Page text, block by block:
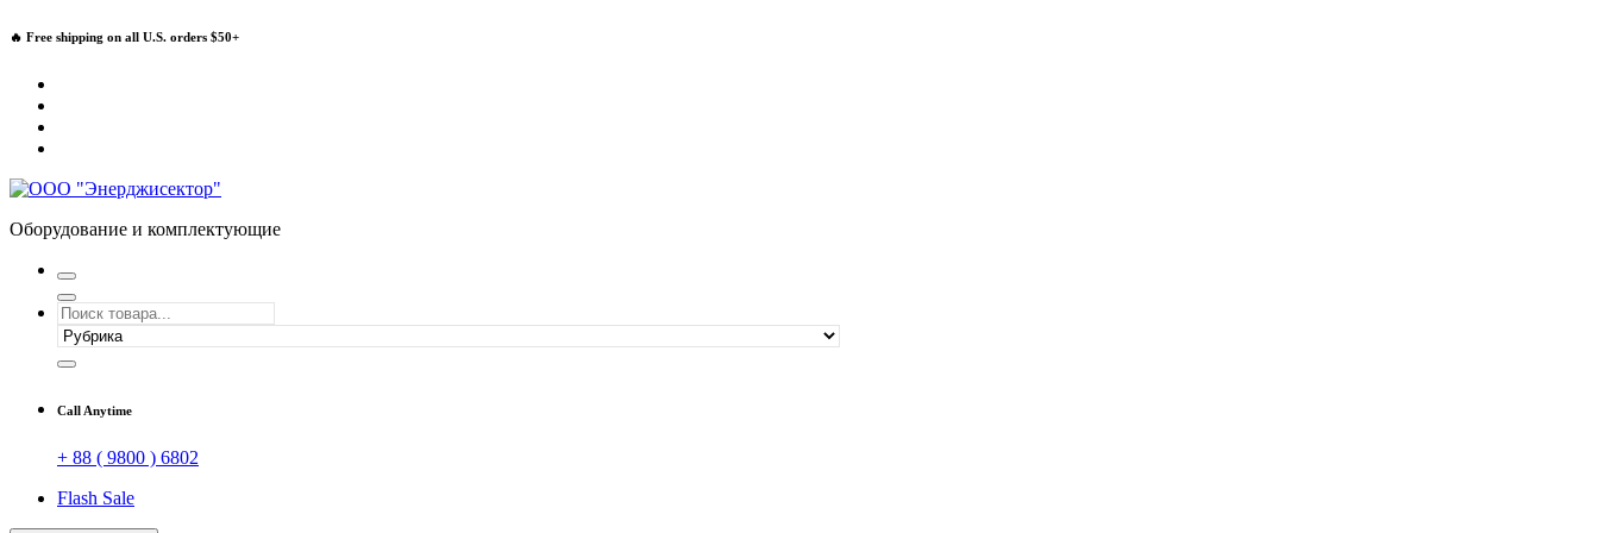
Перейти
содержимому
🔥 Free shipping on all U.S. orders $50+
Оборудование и комплектующие
Call Anytime
+ 88 ( 9800 ) 6802
Flash Sale